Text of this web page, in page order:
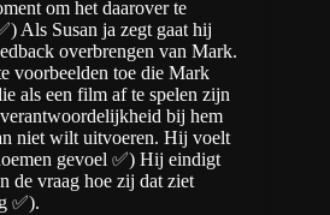
om het daarover te
Als Susan ja zegt gaat hij
overbrengen van Mark.
voorbeelden toe die Mark
als een film af te spelen zijn
bij hem
niet wilt uitvoeren. Hij voelt
gevoel ✅) Hij eindigt
de vraag hoe zij dat ziet
✅).